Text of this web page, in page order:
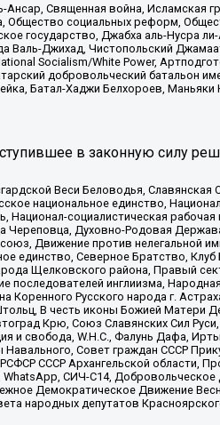
Священная война, Исламская
Общество социальных реформ,
государство, Джабха аль-Нусра
Валь-Джихад, Чистопольский
Socialism/White Power,
добровольческий батальон
Батал-Хаджи Белхороев, Маньяки
в законную силу
Веси Беловодья,
национальное единство,
социалистическая рабочая
Духовно-Родовая
Движение против нелегальной
единство, Северное Братство,
Щелковского района, Правый
последователей инглиизма,
Коренного Русского народа г.
В честь иконы Божией Матери
Крю, Союз Славянских Сил Руси,
и свобода, W.H.С., Фалунь Дафа,
Совет граждан СССР
СССР Архангельской области,
СИЧ-С14, Добровольческое
Демократическое Движение
народных депутатов